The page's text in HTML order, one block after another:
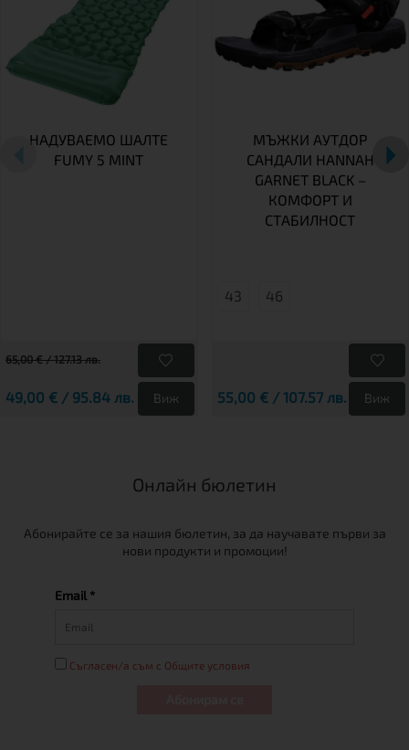
НАДУВАЕМО ШАЛТЕ
FUMY 5 MINT
65,00 € / 127.13 лв.
49,00 € / 95.84 лв. Виж
МЪЖКИ АУТДОР
САНДАЛИ HANNAH
GARNET BLACK –
КОМФОРТ И
СТАБИЛНОСТ
43 46
55,00 € / 107.57 лв. Виж
Онлайн бюлетин
Абонирайте се за нашия бюлетин, за да научавате първи за
нови продукти и промоции!
Email *
Съгласен/а съм с Общите условия